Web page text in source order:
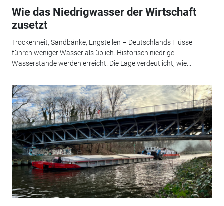
Wie das Niedrigwasser der Wirtschaft
zusetzt
Trockenheit, Sandbänke, Engstellen – Deutschlands Flüsse
führen weniger Wasser als üblich. Historisch niedrige
Wasserstände werden erreicht. Die Lage verdeutlicht, wie...